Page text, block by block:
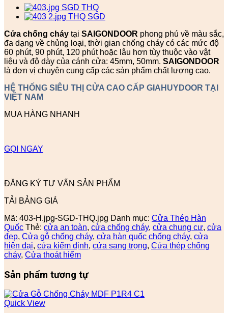
Cửa chống cháy tại SAIGONDOOR phong phú về màu sắc,
đa dạng về chủng loại, thời gian chống cháy có các mức độ
60 phút, 90 phút, 120 phút hoặc lâu hơn tùy thuộc vào vật
liệu và độ dày của cánh cửa: 45mm, 50mm. SAIGONDOOR
là đơn vị chuyên cung cấp các sản phẩm chất lượng cao.
HỆ THỐNG SIÊU THỊ CỬA CAO CẤP GIAHUYDOOR TẠI
VIỆT NAM
MUA HÀNG NHANH
GỌI NGAY
ĐĂNG KÝ TƯ VẤN SẢN PHẨM
TẢI BẢNG GIÁ
Mã: 403-H.jpg-SGD-THQ.jpg Danh mục: Cửa Thép Hàn
Quốc Thẻ: cửa an toàn, cửa chống cháy, cửa chung cư, cửa
đẹp, Cửa gỗ chống cháy, cửa hàn quốc chống cháy, cửa
hiện đại, cửa kiểm định, cửa sang trọng, Cửa thép chống
cháy, Cửa thoát hiểm
Sản phẩm tương tự
Quick View